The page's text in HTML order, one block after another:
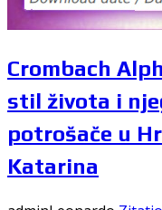
Crombach
stil života i
potrošače u
Katarina